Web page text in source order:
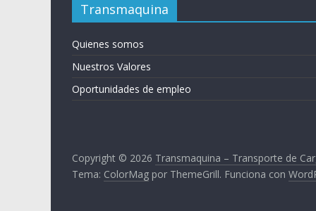
e
C
a
g
Transmaquina
Quienes somos
Nuestros Valores
Oportunidades de empleo
Copyright © 2026 Transmaquina – Transporte de
Tema: ColorMag por ThemeGrill. Funciona con